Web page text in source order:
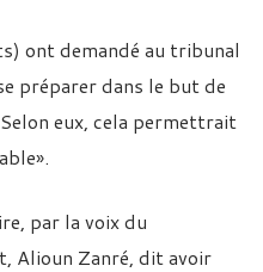
ont demandé au tribunal
préparer dans le but de
eux, cela permettrait
par la voix du
Alioun Zanré, dit avoir